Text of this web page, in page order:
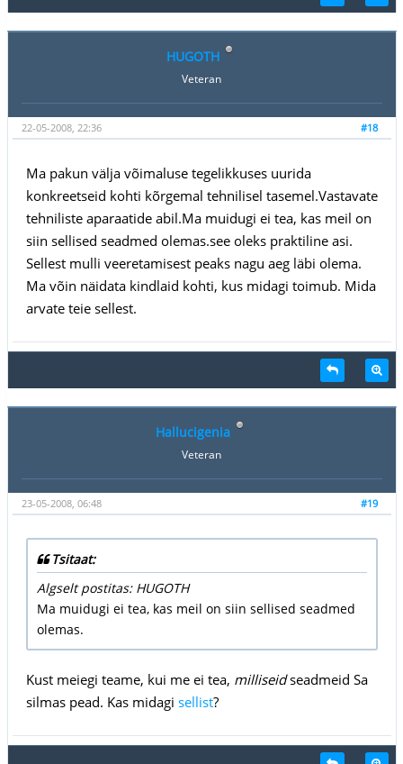
HUGOTH
Veteran
#18
22-05-2008, 22:36
Ma pakun välja võimaluse tegelikkuses uurida
konkreetseid kohti kõrgemal tehnilisel tasemel.Vastavate
tehniliste aparaatide abil.Ma muidugi ei tea, kas meil on
siin sellised seadmed olemas.see oleks praktiline asi.
Sellest mulli veeretamisest peaks nagu aeg läbi olema.
Ma võin näidata kindlaid kohti, kus midagi toimub. Mida
arvate teie sellest.
Hallucigenia
Veteran
#19
23-05-2008, 06:48
Tsitaat:
Algselt postitas: HUGOTH
Ma muidugi ei tea, kas meil on siin sellised seadmed
olemas.
Kust meiegi teame, kui me ei tea, milliseidseadmeid Sa
silmas pead. Kas midagi sellist?